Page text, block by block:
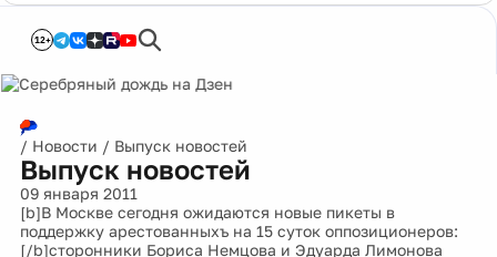
12+
/ Новости / Выпуск новостей
Выпуск новостей
09 января 2011
[b]В Москве сегодня ожидаются новые пикеты в
поддержку арестованныхъ на 15 суток оппозиционеров:
[/b]сторонники Бориса Немцова и Эдуарда Лимонова